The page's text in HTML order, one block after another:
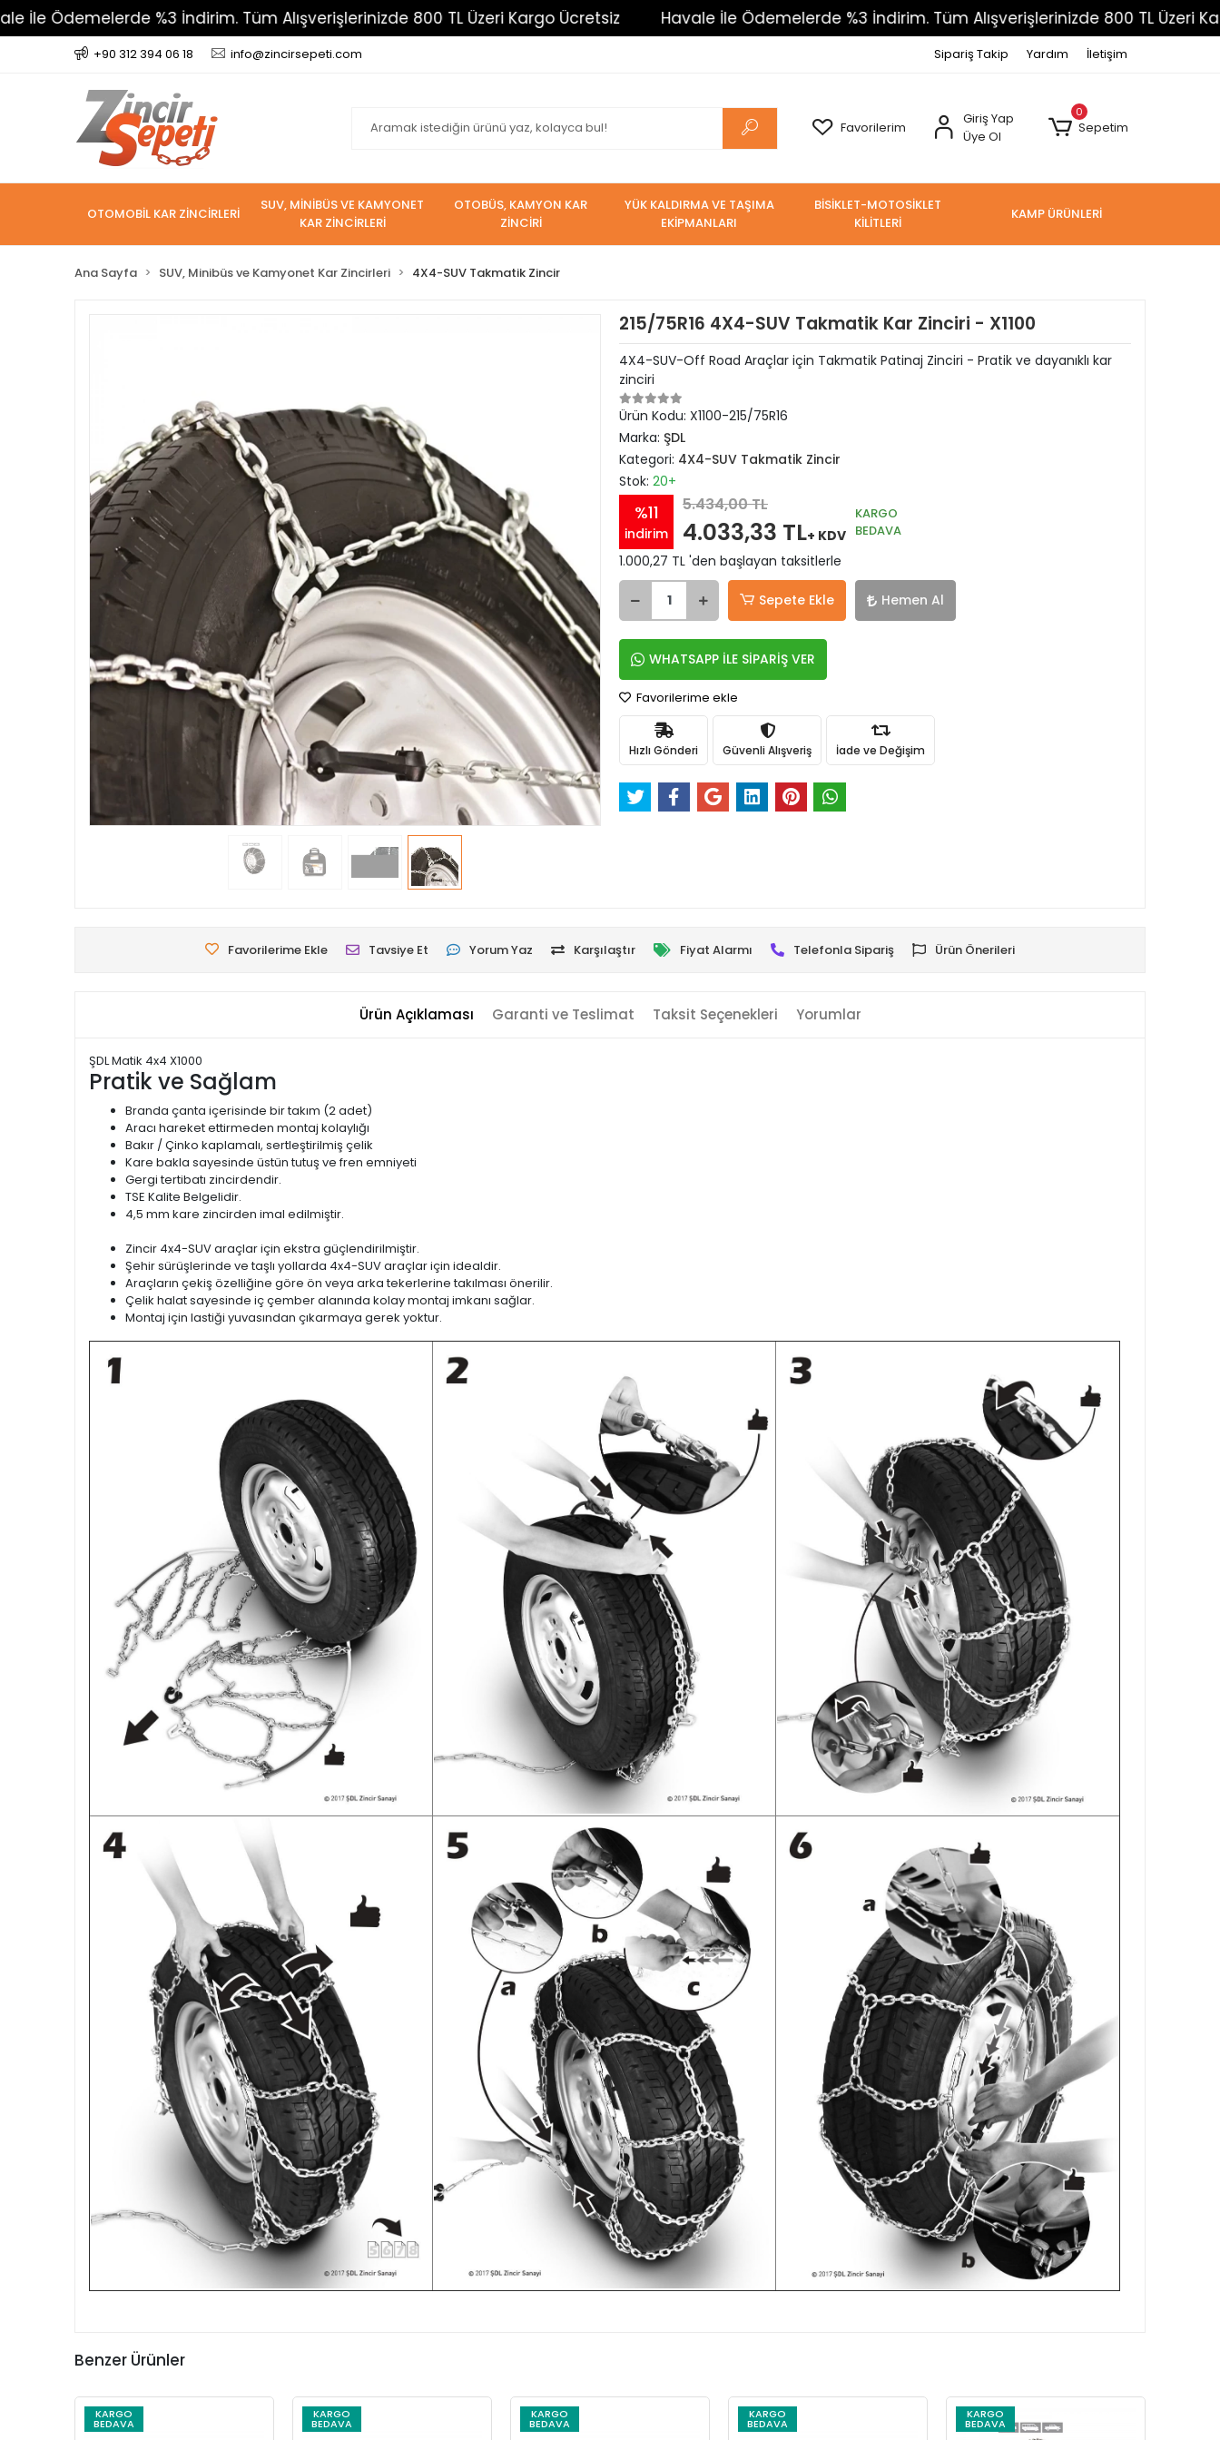
%3 İndirim. Tüm Alışverişlerinizde 800 TL Üzeri Kargo Ücretsiz Havale İle Ödemelerde %3 İndirim. Tüm Alışverişlerinizde 800 TL Üzeri Kargo
+90 312 394 06 18 info@zincirsepeti.com Sipariş Takip Yardım İletişim
Favorilerim
Giriş Yap
Üye Ol
0
Sepetim
OTOMOBİL KAR ZİNCİRLERİ
SUV, MİNİBÜS VE KAMYONET
KAR ZİNCİRLERİ
OTOBÜS, KAMYON KAR
ZİNCİRİ
YÜK KALDIRMA VE TAŞIMA
EKİPMANLARI
BİSİKLET-MOTOSİKLET
KİLİTLERİ
KAMP ÜRÜNLERİ
Ana Sayfa SUV, Minibüs ve Kamyonet Kar Zincirleri 4X4-SUV Takmatik Zincir
215/75R16 4X4-SUV Takmatik Kar Zinciri - X1100
4X4-SUV-Off Road Araçlar için Takmatik Patinaj Zinciri - Pratik ve dayanıklı kar
zinciri
Ürün Kodu: X1100-215/75R16
Marka: ŞDL
Kategori: 4X4-SUV Takmatik Zincir
Stok: 20+
%11
indirim
5.434,00 TL
4.033,33 TL+ KDV
KARGO
BEDAVA
1.000,27 TL 'den başlayan taksitlerle
Sepete Ekle Hemen Al
WHATSAPP İLE SİPARİŞ VER
Favorilerime ekle
Hızlı Gönderi Güvenli Alışveriş İade ve Değişim
Favorilerime Ekle Tavsiye Et Yorum Yaz Karşılaştır Fiyat Alarmı Telefonla Sipariş Ürün Önerileri
Ürün Açıklaması Garanti ve Teslimat Taksit Seçenekleri Yorumlar
ŞDL Matik 4x4 X1000
Pratik ve Sağlam
Branda çanta içerisinde bir takım (2 adet)
Aracı hareket ettirmeden montaj kolaylığı
Bakır / Çinko kaplamalı, sertleştirilmiş çelik
Kare bakla sayesinde üstün tutuş ve fren emniyeti
Gergi tertibatı zincirdendir.
TSE Kalite Belgelidir.
4,5 mm kare zincirden imal edilmiştir.
Zincir 4x4-SUV araçlar için ekstra güçlendirilmiştir.
Şehir sürüşlerinde ve taşlı yollarda 4x4-SUV araçlar için idealdir.
Araçların çekiş özelliğine göre ön veya arka tekerlerine takılması önerilir.
Çelik halat sayesinde iç çember alanında kolay montaj imkanı sağlar.
Montaj için lastiği yuvasından çıkarmaya gerek yoktur.
Benzer Ürünler
KARGO
BEDAVA
KARGO
BEDAVA
KARGO
BEDAVA
KARGO
BEDAVA
KARGO
BEDAVA